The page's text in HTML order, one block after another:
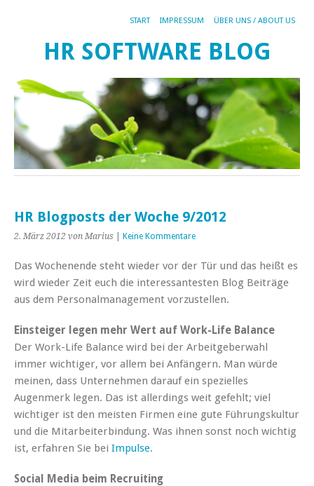
START IMPRESSUM ÜBER UNS / ABOUT US
HR SOFTWARE BLOG
HR Blogposts der Woche 9/2012
2. März 2012 von Marius Keine Kommentare
Das Wochenende steht wieder vor der Tür und das heißt es
wird wieder Zeit euch die interessantesten Blog Beiträge
aus dem Personalmanagement vorzustellen.
Einsteiger legen mehr Wert auf Work-Life Balance
Der Work-Life Balance wird bei der Arbeitgeberwahl
immer wichtiger, vor allem bei Anfängern. Man würde
meinen, dass Unternehmen darauf ein spezielles
Augenmerk legen. Das ist allerdings weit gefehlt; viel
wichtiger ist den meisten Firmen eine gute Führungskultur
und die Mitarbeiterbindung. Was ihnen sonst noch wichtig
ist, erfahren Sie bei Impulse.
Social Media beim Recruiting